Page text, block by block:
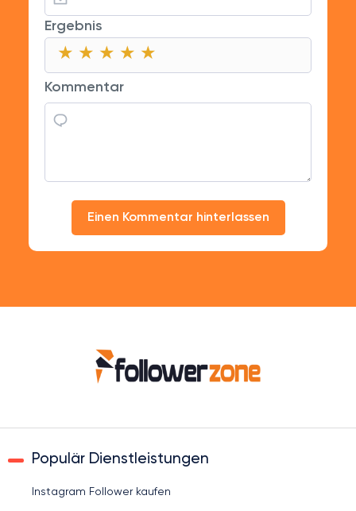
Ergebnis
★
★ ★
★ ★ ★
★ ★ ★ ★
★ ★ ★ ★ ★
Kommentar
Einen Kommentar hinterlassen
Populär Dienstleistungen
Instagram Follower kaufen